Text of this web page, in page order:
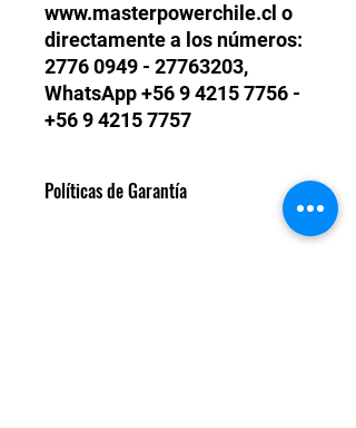
www.masterpowerchile.cl o
directamente a los números:
2776 0949 - 27763203,
WhatsApp +56 9 4215 7756 -
+56 9 4215 7757
Políticas de Garantía